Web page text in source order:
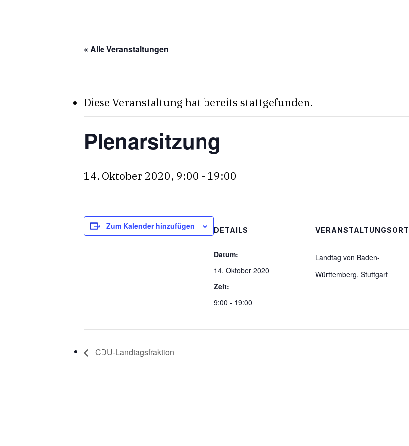
« Alle Veranstaltungen
Diese Veranstaltung hat bereits stattgefunden.
Plenarsitzung
14. Oktober 2020, 9:00 - 19:00
Zum Kalender hinzufügen DETAILS
Datum:
14. Oktober 2020
Zeit:
9:00 - 19:00
VERANSTALTUNGSORT
Landtag von Baden-
Württemberg, Stuttgart
CDU-Landtagsfraktion